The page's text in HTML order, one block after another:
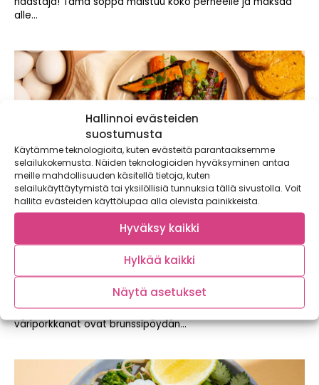
Hallinnoi evästeiden
suostumusta
Käytämme teknologioita, kuten evästeitä parantaaksemme
selailukokemusta. Näiden teknologioiden hyväksyminen antaa
meille mahdollisuuden käsitellä tietoja, kuten
selailukäyttäytymistä tai yksilöllisiä tunnuksia tällä sivustolla. Voit
hallita evästeiden käyttölupaa alla olevista painikkeista.
Hyväksy kaikki
Hylkää kaikki
Näytä asetukset
alle...
Turkkilaiset uppomunat ja paahdetut
väriporkkanat
Jogurtin ja maustetun voisulan kanssa tarjoiltavat
taivaalliset turkkilaiset uppomunat ja paahdetut
väriporkkanat ovat brunssipöydän...